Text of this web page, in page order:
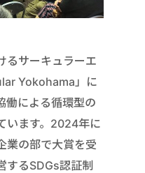
るサーキュラーエ
Yokohama」に
働による循環型の
います。2024年に
業の部で大賞を受
するSDGs認証制